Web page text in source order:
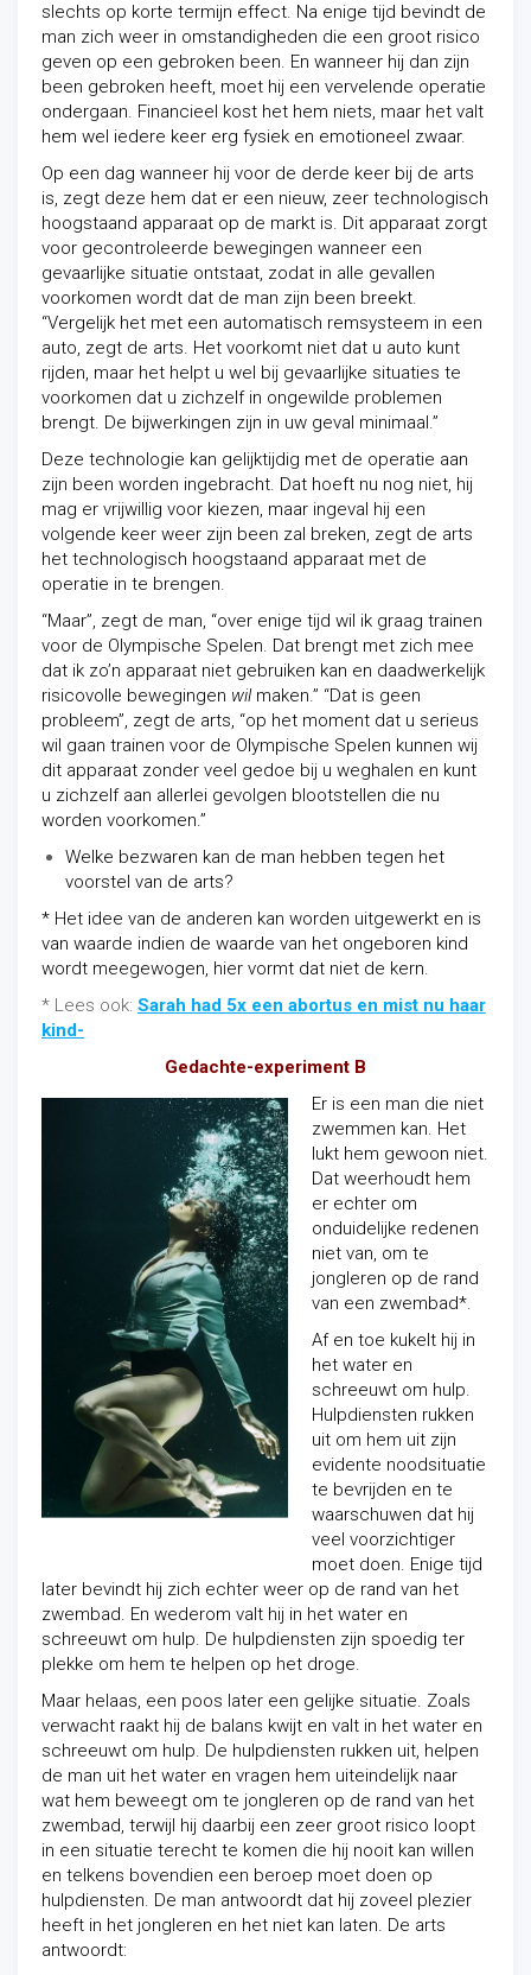
slechts op korte termijn effect. Na enige tijd bevindt de
man zich weer in omstandigheden die een groot risico
geven op een gebroken been. En wanneer hij dan zijn
been gebroken heeft, moet hij een vervelende operatie
ondergaan. Financieel kost het hem niets, maar het valt
hem wel iedere keer erg fysiek en emotioneel zwaar.
Op een dag wanneer hij voor de derde keer bij de arts
is, zegt deze hem dat er een nieuw, zeer technologisch
hoogstaand apparaat op de markt is. Dit apparaat zorgt
voor gecontroleerde bewegingen wanneer een
gevaarlijke situatie ontstaat, zodat in alle gevallen
voorkomen wordt dat de man zijn been breekt.
“Vergelijk het met een automatisch remsysteem in een
auto, zegt de arts. Het voorkomt niet dat u auto kunt
rijden, maar het helpt u wel bij gevaarlijke situaties te
voorkomen dat u zichzelf in ongewilde problemen
brengt. De bijwerkingen zijn in uw geval minimaal.”
Deze technologie kan gelijktijdig met de operatie aan
zijn been worden ingebracht. Dat hoeft nu nog niet, hij
mag er vrijwillig voor kiezen, maar ingeval hij een
volgende keer weer zijn been zal breken, zegt de arts
het technologisch hoogstaand apparaat met de
operatie in te brengen.
“Maar”, zegt de man, “over enige tijd wil ik graag trainen
voor de Olympische Spelen. Dat brengt met zich mee
dat ik zo’n apparaat niet gebruiken kan en daadwerkelijk
risicovolle bewegingen wilmaken.” “Dat is geen
probleem”, zegt de arts, “op het moment dat u serieus
wil gaan trainen voor de Olympische Spelen kunnen wij
dit apparaat zonder veel gedoe bij u weghalen en kunt
u zichzelf aan allerlei gevolgen blootstellen die nu
worden voorkomen.”
Welke bezwaren kan de man hebben tegen het
voorstel van de arts?
* Het idee van de anderen kan worden uitgewerkt en is
van waarde indien de waarde van het ongeboren kind
wordt meegewogen, hier vormt dat niet de kern.
* Lees ook: Sarah had 5x een abortus en mist nu haar
kind-
Gedachte-experiment B
Er is een man die niet
zwemmen kan. Het
lukt hem gewoon niet.
Dat weerhoudt hem
er echter om
onduidelijke redenen
niet van, om te
jongleren op de rand
van een zwembad*.
Af en toe kukelt hij in
het water en
schreeuwt om hulp.
Hulpdiensten rukken
uit om hem uit zijn
evidente noodsituatie
te bevrijden en te
waarschuwen dat hij
veel voorzichtiger
moet doen. Enige tijd
later bevindt hij zich echter weer op de rand van het
zwembad. En wederom valt hij in het water en
schreeuwt om hulp. De hulpdiensten zijn spoedig ter
plekke om hem te helpen op het droge.
Maar helaas, een poos later een gelijke situatie. Zoals
verwacht raakt hij de balans kwijt en valt in het water en
schreeuwt om hulp. De hulpdiensten rukken uit, helpen
de man uit het water en vragen hem uiteindelijk naar
wat hem beweegt om te jongleren op de rand van het
zwembad, terwijl hij daarbij een zeer groot risico loopt
in een situatie terecht te komen die hij nooit kan willen
en telkens bovendien een beroep moet doen op
hulpdiensten. De man antwoordt dat hij zoveel plezier
heeft in het jongleren en het niet kan laten. De arts
antwoordt: